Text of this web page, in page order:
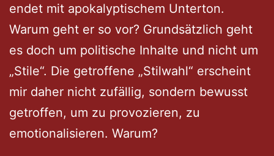
endet mit apokalyptischem Unterton.
Warum geht er so vor? Grundsätzlich geht
es doch um politische Inhalte und nicht um
„Stile“. Die getroffene „Stilwahl“ erscheint
mir daher nicht zufällig, sondern bewusst
getroffen, um zu provozieren, zu
emotionalisieren. Warum?